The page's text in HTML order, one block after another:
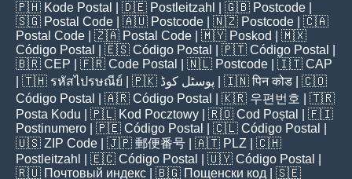
🇵🇭 Kode Postal | 🇩🇪 Postleitzahl | 🇬🇧 Postcode
🇸🇬 Postal Code | 🇦🇺 Postcode | 🇳🇿 Postcode | 🇨🇦
Postal Code | 🇿🇦 Postal Code | 🇲🇾 Poskod
| 🇲🇽
Código Postal
| 🇪🇸 Código Postal | 🇵🇹 Código Postal
🇧🇷 CEP | 🇫🇷 Code Postal | 🇳🇱 Postcode | 🇮🇹 CAP
| 🇹🇭 รหัสไปรษณีย์ | 🇵🇰 پوسٹل کوڈ | 🇮🇳पिन कोड | 🇨🇴
Código Postal
| 🇦🇷 Código Postal | 🇰🇷 우편번호
| 🇹🇷
Posta Kodu | 🇵🇱 Kod Pocztowy | 🇷🇴 Cod Poștal
| 🇫🇮
Postinumero | 🇵🇪 Código Postal | 🇨🇱 Código Postal
🇺🇸 ZIP Code | 🇯🇵 郵便番号 | 🇦🇹 PLZ | 🇨🇭
Postleitzahl
| 🇪🇨 Código Postal | 🇺🇾 Código Postal
🇷🇺 Почтовый индекс | 🇧🇬 Пощенски код | 🇸🇪